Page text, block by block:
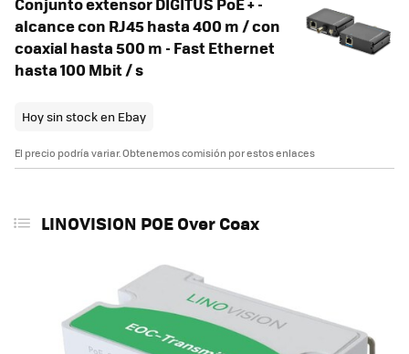
alcance con RJ45 hasta 400 m / con
coaxial hasta 500 m - Fast Ethernet
hasta 100 Mbit / s
Hoy sin stock en Ebay
El precio podría variar. Obtenemos comisión por estos enlaces
LINOVISION POE Over Coax